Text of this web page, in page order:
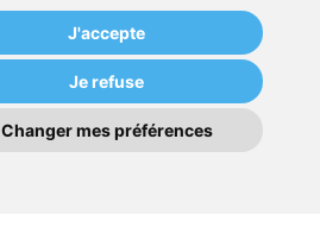
J'accepte
Je refuse
Changer mes préférences